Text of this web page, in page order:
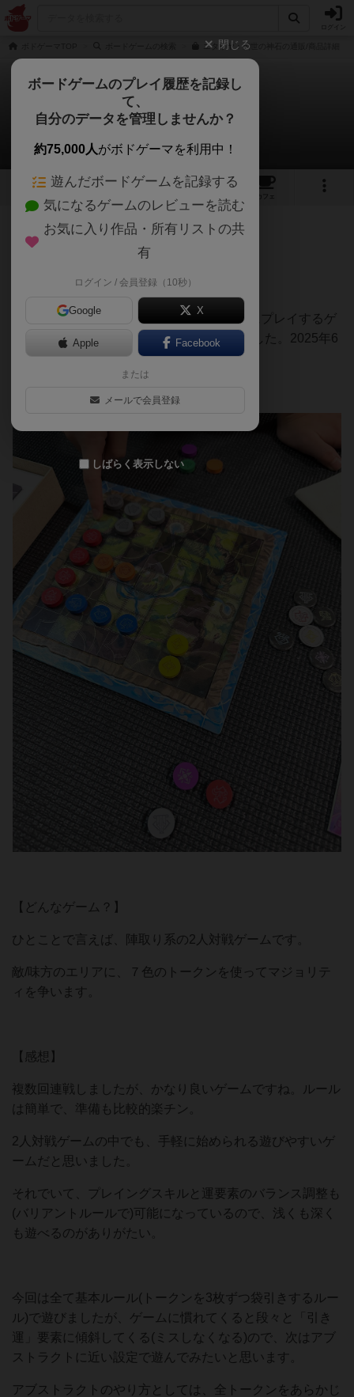
エタリヤ：創世の神石の通販/商品詳細
エタリヤ：創世の神石
おとんさんのレビュー
6 3
カフェ
217名 1名 0 約1年前
ボドゲ400種を所有し、軽〜中量級を中心にプレイするゲ
ーマーの感想です。小学生と２人で遊びました。2025年6
【どんなゲーム？】
ひとことで言えば、陣取り系の2人対戦ゲームです。
敵/味方のエリアに、７色のトークンを使ってマジョリテ
ィを争います。
【感想】
複数回連戦しましたが、かなり良いゲームですね。ルール
は簡単で、準備も比較的楽チン。
2人対戦ゲームの中でも、手軽に始められる遊びやすいゲ
ームだと思いました。
それでいて、プレイングスキルと運要素のバランス調整も
(バリアントルールで)可能になっているので、浅くも深く
も遊べるのがありがたい。
今回は全て基本ルール(トークンを3枚ずつ袋引きするルー
ル)で遊びましたが、ゲームに慣れてくると段々と「引き
運」要素に傾斜してくる(ミスしなくなる)ので、次はアブ
ストラクトに近い設定で遊んでみたいと思います。
アブストラクトのやり方としては、全トークンをあらかじ
閉じる
ボードゲームのプレイ履歴を記録し
て、
自分のデータを管理しませんか？
約75,000人がボドゲーマを利用中！
遊んだボードゲームを記録する
気になるゲームのレビューを読む
お気に入り作品・所有リストの共
有
ログイン / 会員登録（10秒）
Google X
Apple Facebook
または
メールで会員登録
しばらく表示しない